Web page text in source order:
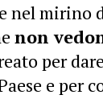
nel mirino
non
per
e per